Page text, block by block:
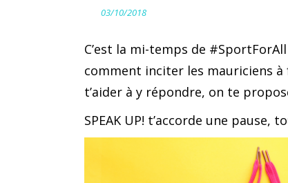
03/10/2018
C’est la mi-temps de
comment inciter les mauriciens à
t’aider à y répondre, on te
SPEAK UP! t’accorde une